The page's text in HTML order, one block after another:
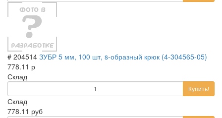
# 204514 ЗУБР 5 мм, 100 шт, s-образный крюк (4-304565-05)
778.11 р
Склад
Купить!
Склад
778.11 руб